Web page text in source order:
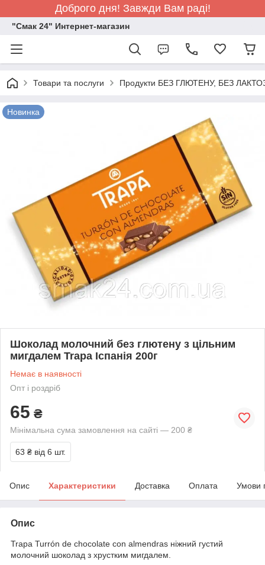
Доброго дня! Завжди Вам раді!
"Смак 24" Интернет-магазин
Товари та послуги Продукти БЕЗ ГЛЮТЕНУ, БЕЗ
Новинка
Шоколад молочний без глютену з цільним
мигдалем Trapa Іспанія 200г
Немає в наявності
Опт і роздріб
65 ₴
Мінімальна сума замовлення на сайті — 200 ₴
63 ₴ від 6 шт.
Опис Характеристики Доставка Оплата Умови
Опис
Trapa Turrón de chocolate con almendras ніжний густий
молочний шоколад з хрустким мигдалем.